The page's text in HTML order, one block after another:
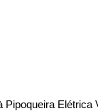
Pipoqueira Elétrica